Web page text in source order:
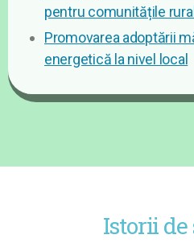
pentru comunitățile
Promovarea adoptării
energetică la nivel local
Istorii de